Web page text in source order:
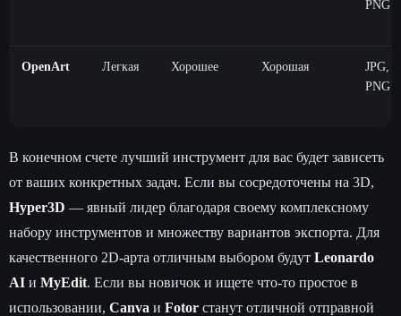
PNG
OpenArt Легкая Хорошее Хорошая
JPG,
PNG
В конечном счете лучший инструмент для вас будет зависеть
от ваших конкретных задач. Если вы сосредоточены на 3D,
Hyper3D — явный лидер благодаря своему комплексному
набору инструментов и множеству вариантов экспорта. Для
качественного 2D-арта отличным выбором будут Leonardo
AI и MyEdit. Если вы новичок и ищете что-то простое в
использовании, Canva и Fotor станут отличной отправной